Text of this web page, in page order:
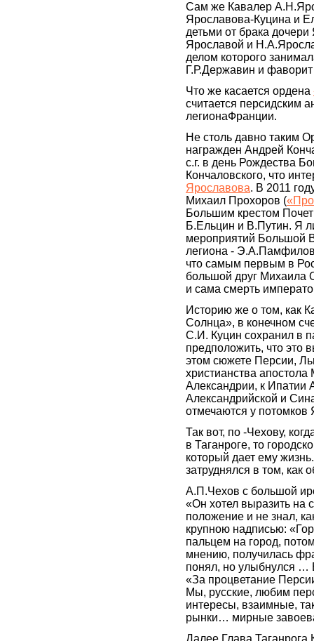
Сам же Кавалер
Ярославова-Куцина и
детьми от брака
Ярославой и
делом которого
Г.Р.Державин и
Что же касается ордена
считается персидским
легионаФранции.
Не столь давно таким
награжден Андрей
с.г. в день Рождества
Кончаловского, что
Ярославова. В 2011
Михаил Прохоров (
Большим крестом
Б.Ельцин и В.Путин. Я
мероприятий Большой
легиона -
что самым первым в
большой друг Михаила
и сама смерть
Историю же о том, как
Солнца», в конечном
С.И. Куцин сохранил в
предположить, что
этом сюжете Персии,
христианства
Александрии, к Ипатии
Александрийской и
отмечаются у
Так вот, по -Чехову,
в Таганроге, то
который дает ему
затруднялся в том, как
А.П.Чехов с большой
«Он хотел выразить на
положение и не знал,
крупною надписью:
пальцем на город,
мнению, получилась
понял, но улыбнулся …
«За процветание
Мы, русские, любим
интересы, взаимные,
рынки… мирные
Далее Глава Таганрога